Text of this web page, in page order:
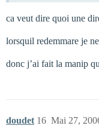
ca veut dire quoi une
lorsquil redemmare je
donc j’ai fait la manip
doudet Mai 27,
16